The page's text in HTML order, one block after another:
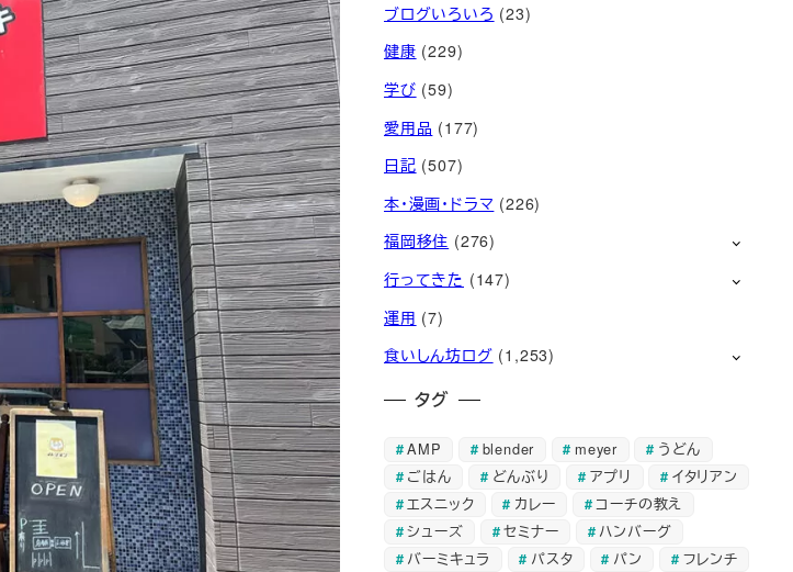
ブログいろいろ (23)
健康 (229)
学び (59)
愛用品 (177)
日記 (507)
本・漫画・ドラマ (226)
福岡移住 (276)
行ってきた (147)
運用 (7)
食いしん坊ログ (1,253)
タグ
AMP blender meyer
うどん
ごはん
どんぶり アプリ
イタリアン
エスニック
カレー
コーチの教え
シューズ
セミナー
ハンバーグ
バーミキュラ
パスタ パン
フレンチ